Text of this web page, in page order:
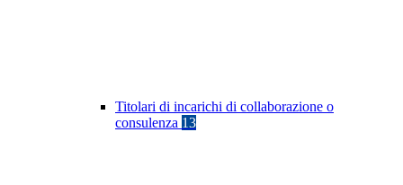
Titolari di incarichi di collaborazione o
consulenza 13